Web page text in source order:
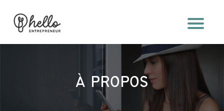
À
PRO
SE
RV
IC
À PROPOS